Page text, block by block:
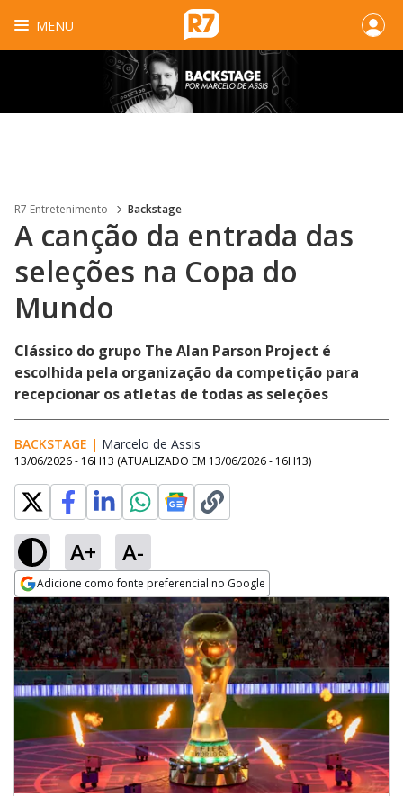
MENU
R7 Entretenimento Backstage
A canção da entrada das
seleções na Copa do
Mundo
Clássico do grupo The Alan Parson Project é
escolhida pela organização da competição para
recepcionar os atletas de todas as seleções
BACKSTAGE | Marcelo de Assis
13/06/2026 - 16H13 (ATUALIZADO EM 13/06/2026 - 16H13)
A+ A-
Adicione como fonte preferencial no Google
Opens in new window